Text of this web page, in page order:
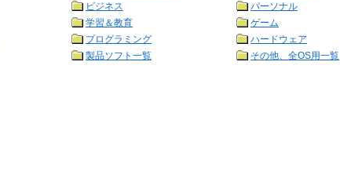
ビジネス
パーソナル
学習＆教育
ゲーム
プログラミング
ハードウェア
製品ソフト一覧 その他、全OS用一覧